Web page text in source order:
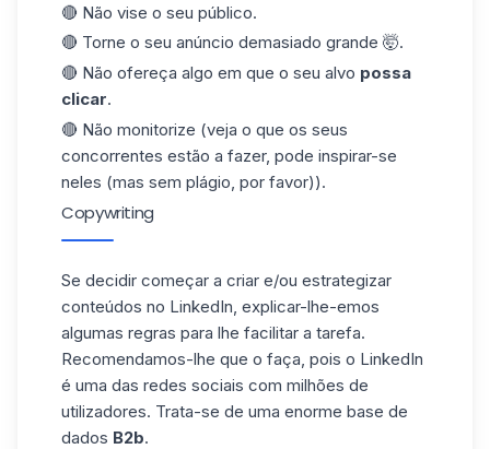
🔴 Não vise o seu público.
🔴 Torne o seu anúncio demasiado grande 🤯.
🔴 Não ofereça algo em que o seu alvo possa
clicar.
🔴 Não monitorize (veja o que os seus
concorrentes estão a fazer, pode inspirar-se
neles (mas sem plágio, por favor)).
Copywriting
Se decidir começar a criar e/ou estrategizar
conteúdos no LinkedIn, explicar-lhe-emos
algumas regras para lhe facilitar a tarefa.
Recomendamos-lhe que o faça, pois o LinkedIn
é uma das redes sociais com milhões de
utilizadores. Trata-se de uma enorme base de
dados B2b.